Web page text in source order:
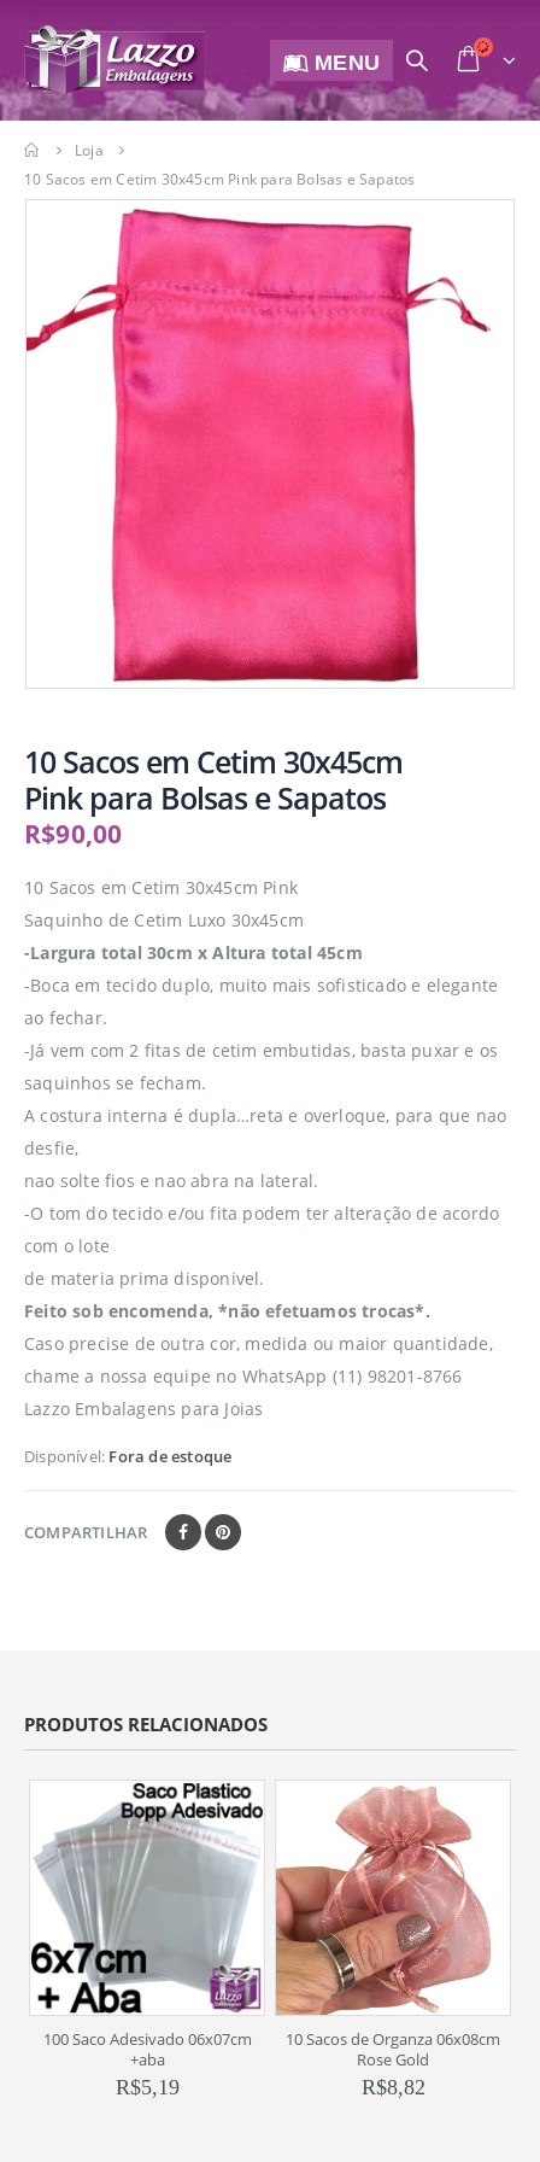
MENU
Loja
10 Sacos em Cetim 30x45cm Pink para Bolsas e Sapatos
10 Sacos em Cetim 30x45cm
Pink para Bolsas e Sapatos
R$90,00
10 Sacos em Cetim 30x45cm Pink
Saquinho de Cetim Luxo 30x45cm
-Largura total 30cm x Altura total 45cm
-Boca em tecido duplo, muito mais sofisticado e elegante
ao fechar.
-Já vem com 2 fitas de cetim embutidas, basta puxar e os
saquinhos se fecham.
A costura interna é dupla…reta e overloque, para que nao
desfie,
nao solte fios e nao abra na lateral.
-O tom do tecido e/ou fita podem ter alteração de acordo
com o lote
de materia prima disponivel.
Feito sob encomenda, *não efetuamos trocas*.
Caso precise de outra cor, medida ou maior quantidade,
chame a nossa equipe no WhatsApp (11) 98201-8766
Lazzo Embalagens para Joias
Disponível: Fora de estoque
COMPARTILHAR
PRODUTOS RELACIONADOS
100 Saco Adesivado 06x07cm
+aba
R$5,19
10 Sacos de Organza 06x08cm
Rose Gold
R$8,82